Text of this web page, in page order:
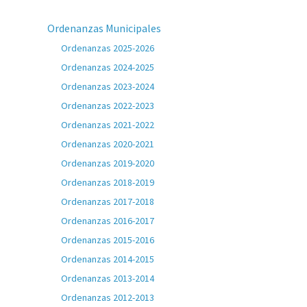
Ordenanzas Municipales
Ordenanzas 2025-2026
Ordenanzas 2024-2025
Ordenanzas 2023-2024
Ordenanzas 2022-2023
Ordenanzas 2021-2022
Ordenanzas 2020-2021
Ordenanzas 2019-2020
Ordenanzas 2018-2019
Ordenanzas 2017-2018
Ordenanzas 2016-2017
Ordenanzas 2015-2016
Ordenanzas 2014-2015
Ordenanzas 2013-2014
Ordenanzas 2012-2013